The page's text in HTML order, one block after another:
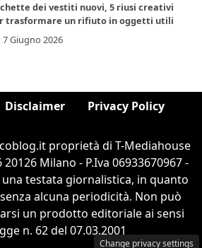
dei vestiti nuovi, 5 riusi creativi
trasformare un rifiuto in oggetti utili
7 Giugno 2026
Disclaimer Privacy Policy
proprietà di T-Mediahouse
20126 Milano - P.Iva 06933670967 -
testata giornalistica, in quanto
alcuna periodicità. Non può
un prodotto editoriale ai sensi
n. 62 del 07.03.2001
Change privacy settings